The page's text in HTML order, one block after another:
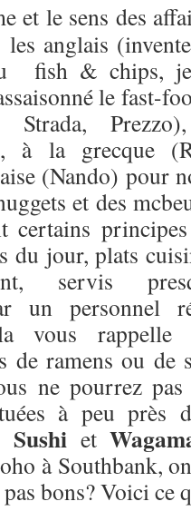
et le sens des
anglais
fish & chips,
le fast-
Strada,
à la grecque
(Nando) pour
et des
certains
du jour, plats
servis
un personnel
vous rappelle
de ramens ou de
ne pourrez
à peu près
Sushiet
à Southbank,
bons? Voici ce